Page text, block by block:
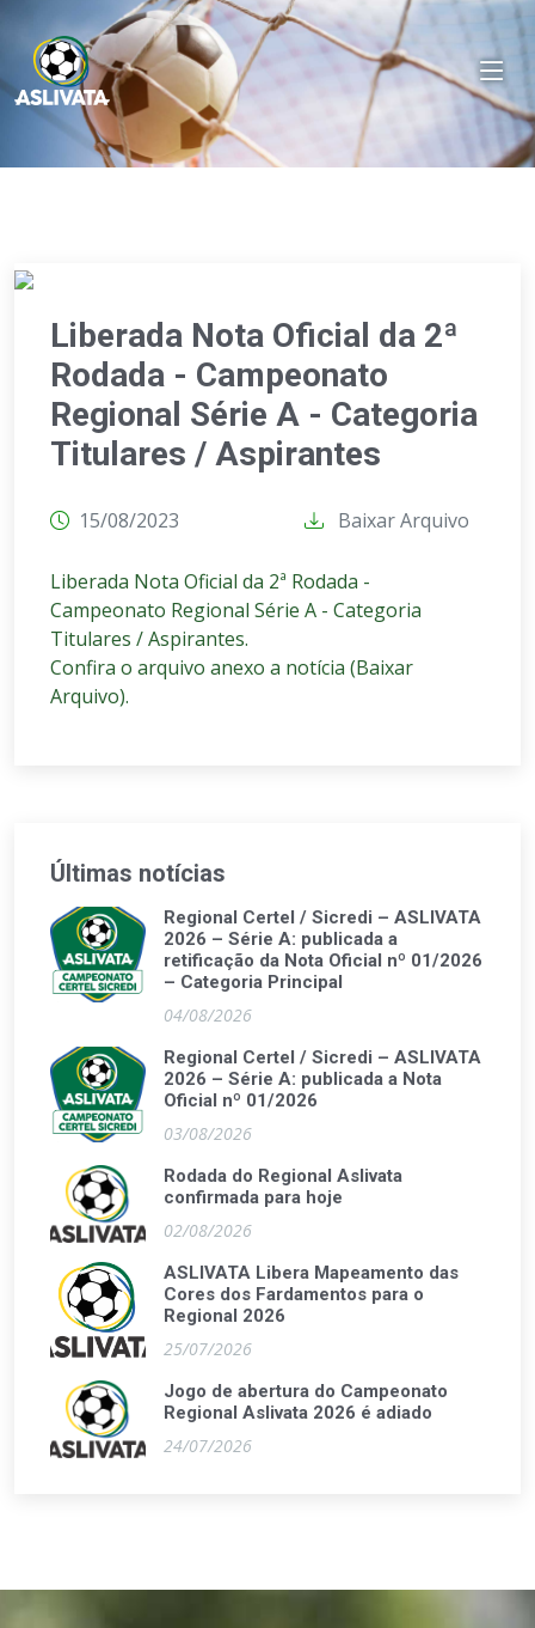
Liberada Nota Oficial da 2ª
Rodada - Campeonato
Regional Série A - Categoria
Titulares / Aspirantes
15/08/2023 Baixar Arquivo
Liberada Nota Oficial da 2ª Rodada -
Campeonato Regional Série A - Categoria
Titulares / Aspirantes.
Confira o arquivo anexo a notícia (Baixar
Arquivo).
Últimas notícias
Regional Certel / Sicredi – ASLIVATA
2026 – Série A: publicada a
retificação da Nota Oficial nº 01/2026
– Categoria Principal
04/08/2026
Regional Certel / Sicredi – ASLIVATA
2026 – Série A: publicada a Nota
Oficial nº 01/2026
03/08/2026
Rodada do Regional Aslivata
confirmada para hoje
02/08/2026
ASLIVATA Libera Mapeamento das
Cores dos Fardamentos para o
Regional 2026
25/07/2026
Jogo de abertura do Campeonato
Regional Aslivata 2026 é adiado
24/07/2026